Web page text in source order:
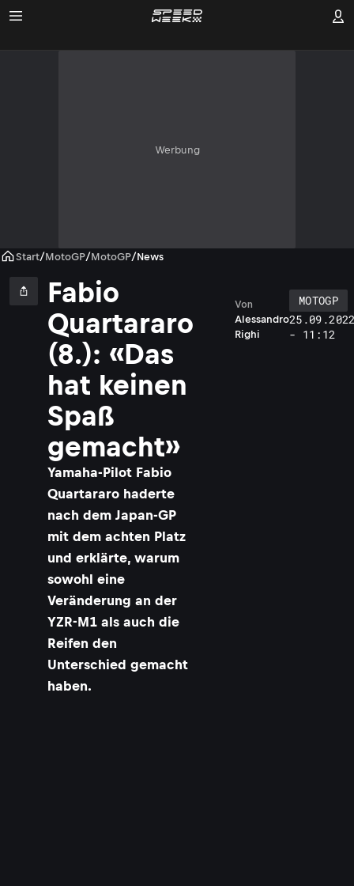
Werbung
Start/MotoGP/MotoGP/News
Fabio
Quartararo
(8.): «Das
hat keinen
Spaß
gemacht»
Yamaha-Pilot Fabio
Quartararo haderte
nach dem Japan-GP
mit dem achten Platz
und erklärte, warum
sowohl eine
Veränderung an der
YZR-M1 als auch die
Reifen den
Unterschied gemacht
haben.
Alessandro
Righi
Von
MOTOGP
- 11:12